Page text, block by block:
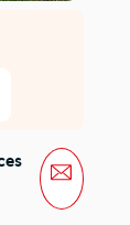
Message